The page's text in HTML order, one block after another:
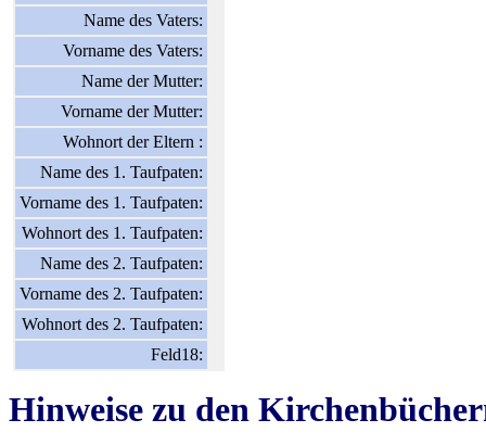
Name des Vaters:
Vorname des Vaters:
Name der Mutter:
Vorname der Mutter:
Wohnort der Eltern :
Name des 1. Taufpaten:
Vorname des 1. Taufpaten:
Wohnort des 1. Taufpaten:
Name des 2. Taufpaten:
Vorname des 2. Taufpaten:
Wohnort des 2. Taufpaten:
Feld18:
Hinweise zu den